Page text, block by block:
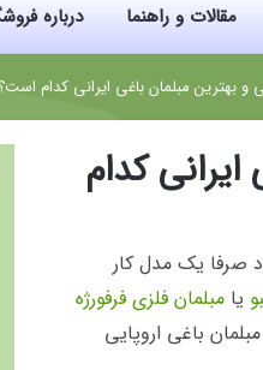
مقالات و راهنما درباره
و بهترین مبلمان باغی ایرانی کدام است؟
کدام
صرفا یک مدل کار
یا مبلمان فلزی فرفورژه
باغی اروپایی